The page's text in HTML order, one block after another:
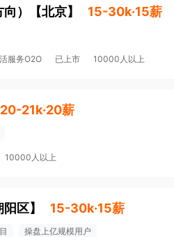
） 【北京】 15-30k·15薪
服务O2O 已上市 10000人以上
20-21k·20薪
10000人以上
阳区】 15-30k·15薪
操盘上亿规模用户